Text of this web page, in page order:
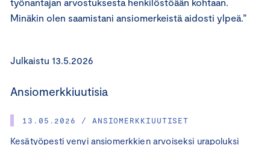
Julkaistu 13.5.2026
Ansiomerkkiuutisia
13.05.2026 / ANSIOMERKKIUUTISET
Kesätyöpesti venyi ansiomerkkien arvoiseksi urapoluksi
Minäkin olen saamistani ansiomerkeistä aidosti ylpeä.”